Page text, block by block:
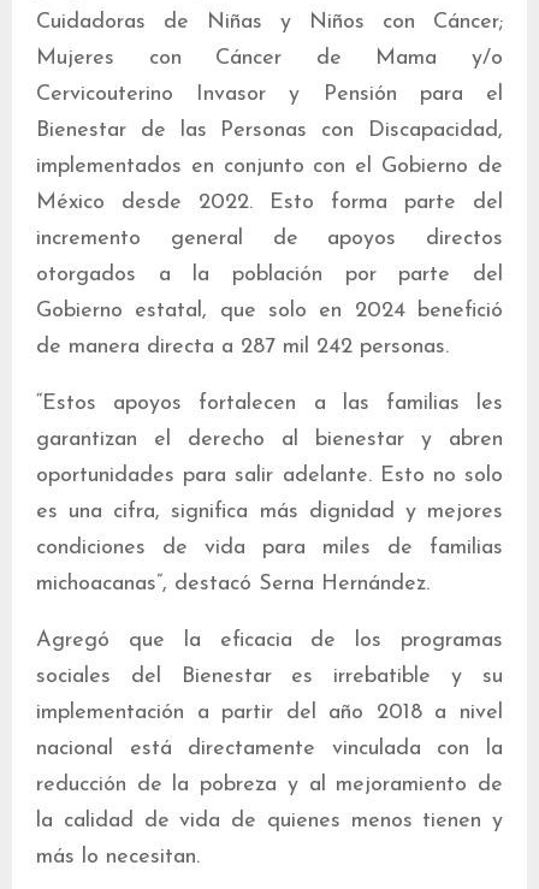
Cuidadoras de Niñas y Niños con Cáncer;
Mujeres con Cáncer de Mama y/o
Cervicouterino Invasor y Pensión para el
Bienestar de las Personas con Discapacidad,
implementados en conjunto con el Gobierno de
México desde 2022. Esto forma parte del
incremento general de apoyos directos
otorgados a la población por parte del
Gobierno estatal, que solo en 2024 benefició
de manera directa a 287 mil 242 personas.
“Estos apoyos fortalecen a las familias les
garantizan el derecho al bienestar y abren
oportunidades para salir adelante. Esto no solo
es una cifra, significa más dignidad y mejores
condiciones de vida para miles de familias
michoacanas”, destacó Serna Hernández.
Agregó que la eficacia de los programas
sociales del Bienestar es irrebatible y su
implementación a partir del año 2018 a nivel
nacional está directamente vinculada con la
reducción de la pobreza y al mejoramiento de
la calidad de vida de quienes menos tienen y
más lo necesitan.